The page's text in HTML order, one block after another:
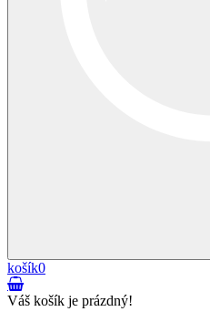
košík0
Váš košík je prázdný!